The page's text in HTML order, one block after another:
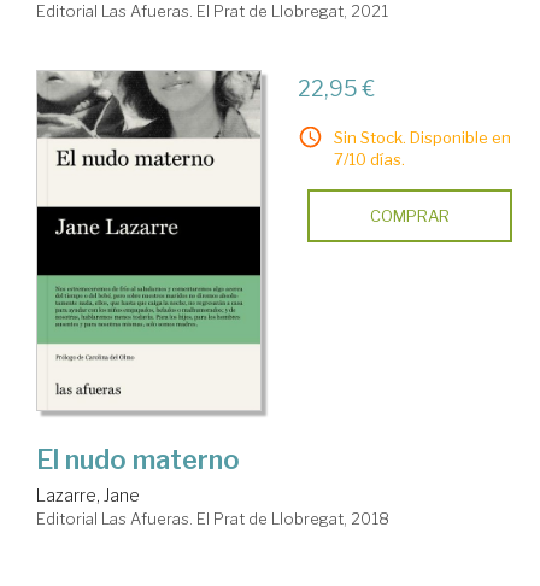
Editorial Las Afueras. El Prat de Llobregat, 2021
22,95 €
Sin Stock. Disponible en
7/10 días.
COMPRAR
El nudo materno
Lazarre, Jane
Editorial Las Afueras. El Prat de Llobregat, 2018